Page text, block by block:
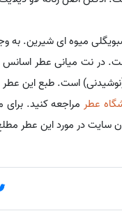
است. در نت میانی عطر
(نوشیدنی) است. طبع این
عطر مراجعه کنید.
سایت در مورد این عطر